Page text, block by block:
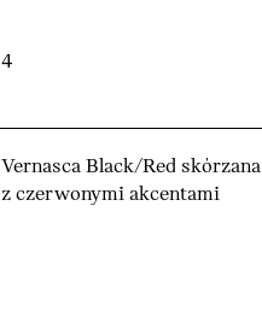
4
Vernasca Black/Red skórzana
z czerwonymi akcentami